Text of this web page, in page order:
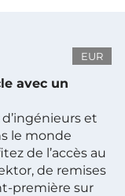
EUR
avec un
et
le monde
de l’accès au
de remises
première sur